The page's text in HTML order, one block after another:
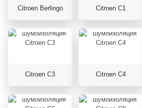
Citroen Berlingo Citroen C1
Citroen C3 Citroen C4